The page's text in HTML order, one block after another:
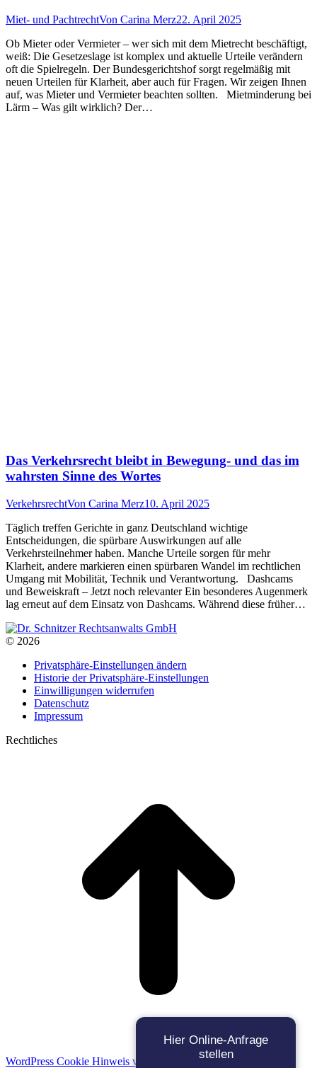
Miet- und PachtrechtVon Carina Merz22. April 2025
Ob Mieter oder Vermieter – wer sich mit dem Mietrecht beschäftigt,
weiß: Die Gesetzeslage ist komplex und aktuelle Urteile verändern
oft die Spielregeln. Der Bundesgerichtshof sorgt regelmäßig mit
neuen Urteilen für Klarheit, aber auch für Fragen. Wir zeigen Ihnen
auf, was Mieter und Vermieter beachten sollten. Mietminderung bei
Lärm – Was gilt wirklich? Der…
Das Verkehrsrecht bleibt in Bewegung- und das im
wahrsten Sinne des Wortes
VerkehrsrechtVon Carina Merz10. April 2025
Täglich treffen Gerichte in ganz Deutschland wichtige
Entscheidungen, die spürbare Auswirkungen auf alle
Verkehrsteilnehmer haben. Manche Urteile sorgen für mehr
Klarheit, andere markieren einen spürbaren Wandel im rechtlichen
Umgang mit Mobilität, Technik und Verantwortung. Dashcams
und Beweiskraft – Jetzt noch relevanter Ein besonderes Augenmerk
lag erneut auf dem Einsatz von Dashcams. Während diese früher…
© 2026
Privatsphäre-Einstellungen ändern
Historie der Privatsphäre-Einstellungen
Einwilligungen widerrufen
Datenschutz
Impressum
Rechtliches
WordPress Cookie Hinweis von Real Cookie Banner
Hier Online-Anfrage
stellen